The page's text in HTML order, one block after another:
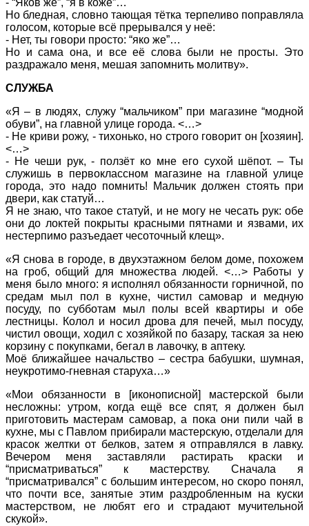
- “Яков же”, “я в коже”…
Но бледная, словно тающая тётка терпеливо поправляла
голосом, которые всё прерывался у неё:
- Нет, ты говори просто: “яко же”…
Но и сама она, и все её слова были не просты. Это
раздражало меня, мешая запомнить молитву».
СЛУЖБА
«Я – в людях, служу “мальчиком” при магазине “модной
обуви”, на главной улице города. <…>
- Не криви рожу, - тихонько, но строго говорит он [хозяин].
<…>
- Не чеши рук, - ползёт ко мне его сухой шёпот. – Ты
служишь в первоклассном магазине на главной улице
города, это надо помнить! Мальчик должен стоять при
двери, как статуй…
Я не знаю, что такое статуй, и не могу не чесать рук: обе
они до локтей покрыты красными пятнами и язвами, их
нестерпимо разъедает чесоточный клещ».
«Я снова в городе, в двухэтажном белом доме, похожем
на гроб, общий для множества людей. <…> Работы у
меня было много: я исполнял обязанности горничной, по
средам мыл пол в кухне, чистил самовар и медную
посуду, по субботам мыл полы всей квартиры и обе
лестницы. Колол и носил дрова для печей, мыл посуду,
чистил овощи, ходил с хозяйкой по базару, таская за нею
корзину с покупками, бегал в лавочку, в аптеку.
Моё ближайшее начальство – сестра бабушки, шумная,
неукротимо-гневная старуха…»
«Мои обязанности в [иконописной] мастерской были
несложны: утром, когда ещё все спят, я должен был
приготовить мастерам самовар, а пока они пили чай в
кухне, мы с Павлом прибирали мастерскую, отделали для
красок желтки от белков, затем я отправлялся в лавку.
Вечером меня заставляли растирать краски и
“присматриваться” к мастерству. Сначала я
“присматривался” с большим интересом, но скоро понял,
что почти все, занятые этим раздробленным на куски
мастерством, не любят его и страдают мучительной
скукой».